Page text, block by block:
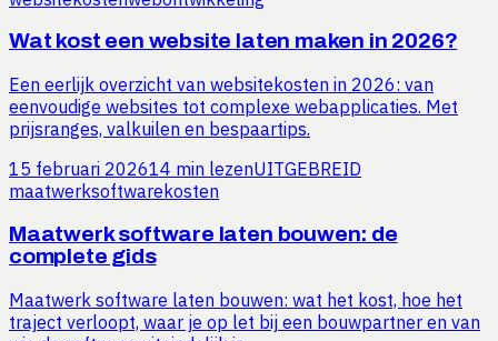
Wat kost een website laten maken in 2026?
Een eerlijk overzicht van websitekosten in 2026: van
eenvoudige websites tot complexe webapplicaties. Met
prijsranges, valkuilen en bespaartips.
15 februari 202614 min lezenUITGEBREID
maatwerksoftware kosten
Maatwerk software laten bouwen: de
complete gids
Maatwerk software laten bouwen: wat het kost, hoe het
traject verloopt, waar je op let bij een bouwpartner en van